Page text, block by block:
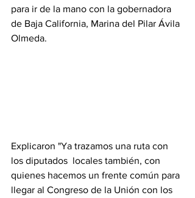
para ir de la mano con la gobernadora
de Baja California, Marina del Pilar Ávila
Olmeda.
Explicaron "Ya trazamos una ruta con
los diputados  locales también, con
quienes hacemos un frente común para
llegar al Congreso de la Unión con los